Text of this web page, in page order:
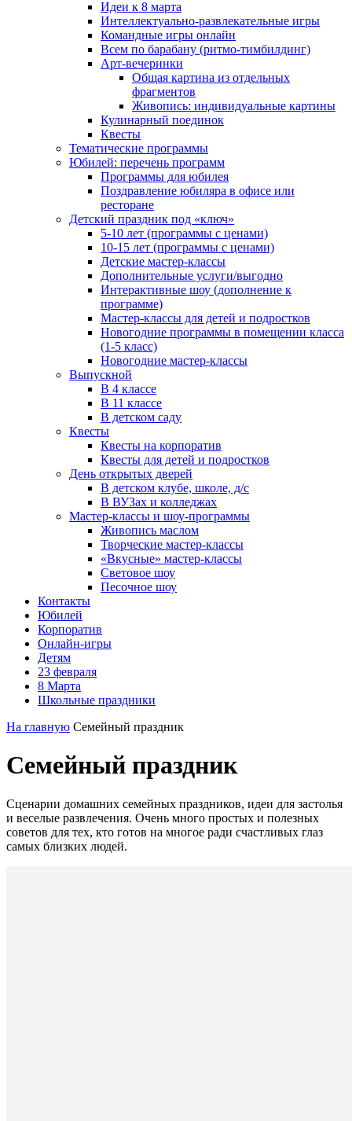
Идеи к 8 марта
Интеллектуально-развлекательные игры
Командные игры онлайн
Всем по барабану (ритмо-тимбилдинг)
Арт-вечеринки
Общая картина из отдельных
фрагментов
Живопись: индивидуальные картины
Кулинарный поединок
Квесты
Тематические программы
Юбилей: перечень программ
Программы для юбилея
Поздравление юбиляра в офисе или
ресторане
Детский праздник под «ключ»
5-10 лет (программы с ценами)
10-15 лет (программы с ценами)
Детские мастер-классы
Дополнительные услуги/выгодно
Интерактивные шоу (дополнение к
программе)
Мастер-классы для детей и подростков
Новогодние программы в помещении класса
(1-5 класс)
Новогодние мастер-классы
Выпускной
В 4 классе
В 11 классе
В детском саду
Квесты
Квесты на корпоратив
Квесты для детей и подростков
День открытых дверей
В детском клубе, школе, д/с
В ВУЗах и колледжах
Мастер-классы и шоу-программы
Живопись маслом
Творческие мастер-классы
«Вкусные» мастер-классы
Световое шоу
Песочное шоу
Контакты
Юбилей
Корпоратив
Онлайн-игры
Детям
23 февраля
8 Марта
Школьные праздники
На главную Семейный праздник
Семейный праздник
Сценарии домашних семейных праздников, идеи для застолья
и веселые развлечения. Очень много простых и полезных
советов для тех, кто готов на многое ради счастливых глаз
самых близких людей.